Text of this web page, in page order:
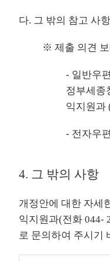
다. 그 밖의 참고 사
※ 제출 의견
- 일반우
정부세종
익지원과
- 전자우
4. 그 밖의 사항
개정안에 대한 자세
익지원과(전화 044-
로 문의하여 주시기